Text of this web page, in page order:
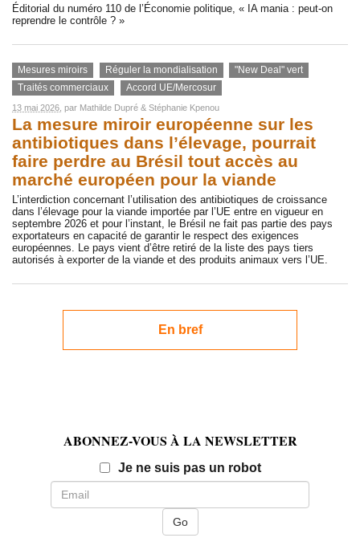
Éditorial du numéro 110 de l’Économie politique, « IA mania : peut-on
reprendre le contrôle ? »
Mesures miroirs Réguler la mondialisation
"New Deal" vert
Traités commerciaux
Accord UE/Mercosur
13 mai 2026, par Mathilde Dupré & Stéphanie Kpenou
La mesure miroir européenne sur les
antibiotiques dans l’élevage, pourrait
faire perdre au Brésil tout accès au
marché européen pour la viande
L’interdiction concernant l’utilisation des antibiotiques de croissance
dans l’élevage pour la viande importée par l’UE entre en vigueur en
septembre 2026 et pour l’instant, le Brésil ne fait pas partie des pays
exportateurs en capacité de garantir le respect des exigences
européennes. Le pays vient d’être retiré de la liste des pays tiers
autorisés à exporter de la viande et des produits animaux vers l’UE.
En bref
ABONNEZ-VOUS À LA NEWSLETTER
Je ne suis pas un robotEmail